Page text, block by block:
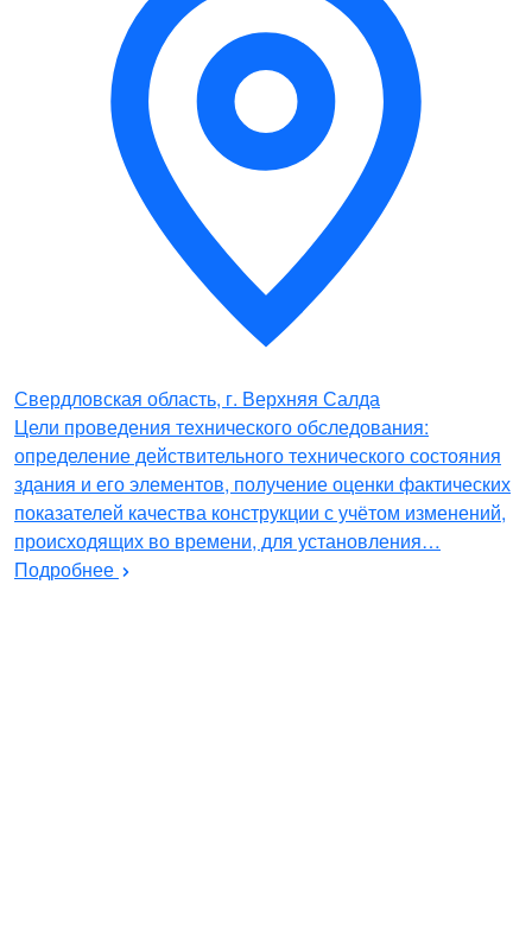
Свердловская область, г. Верхняя Салда
Цели проведения технического обследования:
определение действительного технического состояния
здания и его элементов, получение оценки фактических
показателей качества конструкции с учётом изменений,
происходящих во времени, для установления…
Подробнее